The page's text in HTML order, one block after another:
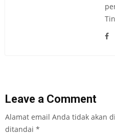
Leave a Comment
Alamat email Anda tidak akan
ditandai *